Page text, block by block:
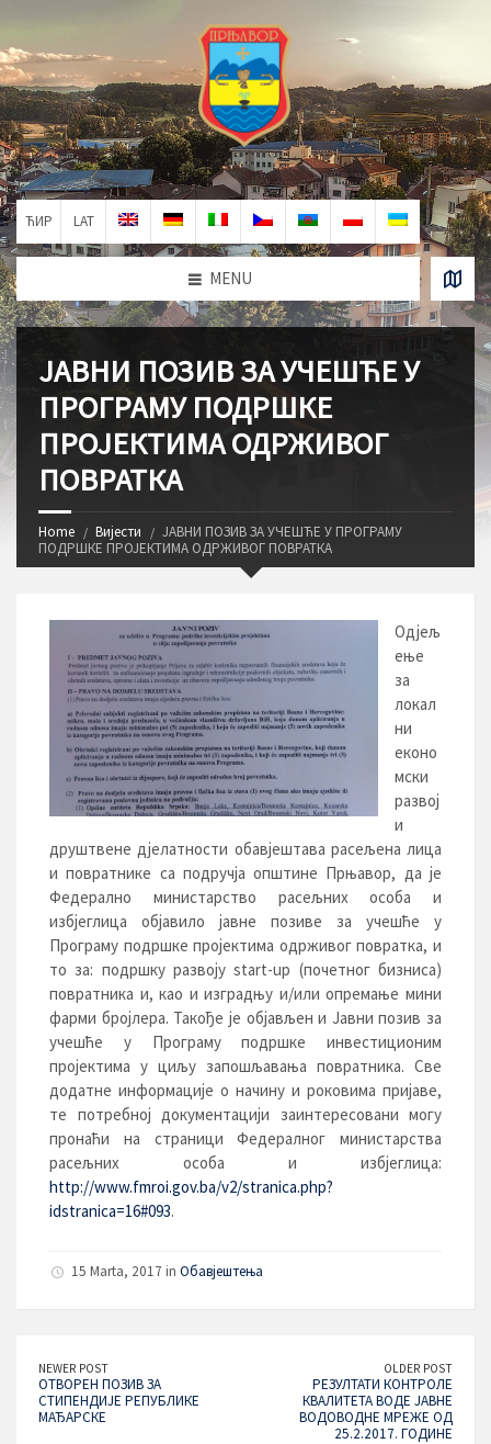
ЋИР LAT
MENU
ЈАВНИ ПОЗИВ ЗА УЧЕШЋЕ У
ПРОГРАМУ ПОДРШКЕ
ПРОЈЕКТИМА ОДРЖИВОГ
ПОВРАТКА
Home Вијести
ЈАВНИ ПОЗИВ ЗА УЧЕШЋЕ У ПРОГРАМУ
ПОДРШКЕ ПРОЈЕКТИМА ОДРЖИВОГ ПОВРАТКА
Одјељ
ење
за
локал
ни
еконо
мски
развој
и
друштвене дјелатности обавјештава расељена лица
и повратнике са подручја општине Прњавор, да је
Федерално министарство расељних особа и
избјеглица објавило јавне позиве за учешће у
Програму подршке пројектима одрживог повратка, и
то за: подршку развоју start-up (почетног бизниса)
повратника и, као и изградњу и/или опремање мини
фарми бројлера. Такође је објављен и Јавни позив за
учешће у Програму подршке инвестиционим
пројектима у циљу запошљавања повратника. Све
додатне информације о начину и роковима пријаве,
те потребној документацији заинтересовани могу
пронаћи на страници Федералног министарства
расељних особа и избјеглица:
http://www.fmroi.gov.ba/v2/stranica.php?
idstranica=16#093.
15 Marta, 2017 in Обавјештења
NEWER POST
ОТВОРЕН ПОЗИВ ЗА
СТИПЕНДИЈЕ РЕПУБЛИКЕ
МАЂАРСКЕ
OLDER POST
РЕЗУЛТАТИ КОНТРОЛЕ
КВАЛИТЕТА ВОДЕ ЈАВНЕ
ВОДОВОДНЕ МРЕЖЕ ОД
25.2.2017. ГОДИНЕ